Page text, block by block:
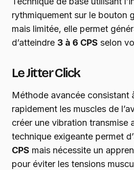
rythmiquement sur le bouton
mais limitée, elle permet
d’atteindre 3 à 6 CPS selon
Le Jitter Click
Méthode avancée consistant
rapidement les muscles de
créer une vibration transmise
technique exigeante permet
CPS mais nécessite un
pour éviter les tensions